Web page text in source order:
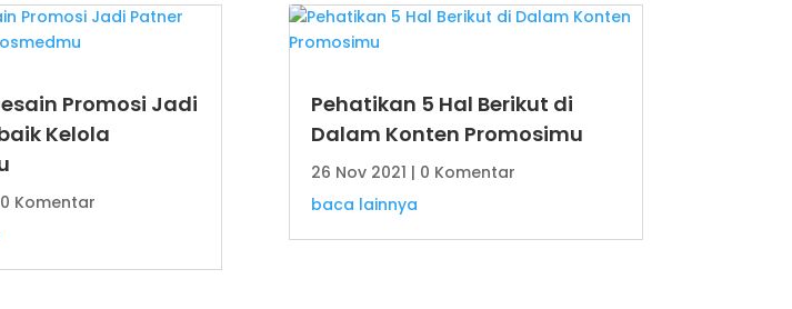
Promosi Jadi
Kelola
Komentar
Pehatikan 5 Hal Berikut di
Dalam Konten Promosimu
26 Nov 2021 | 0 Komentar
baca lainnya